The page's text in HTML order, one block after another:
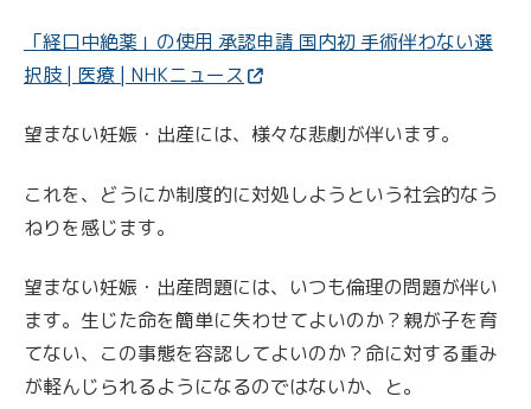
「経口中絶薬」の使用 承認申請 国内初 手術伴わない選
択肢 | 医療 | NHKニュース
望まない妊娠・出産には、様々な悲劇が伴います。
これを、どうにか制度的に対処しようという社会的なう
ねりを感じます。
望まない妊娠・出産問題には、いつも倫理の問題が伴い
ます。生じた命を簡単に失わせてよいのか？親が子を育
てない、この事態を容認してよいのか？命に対する重み
が軽んじられるようになるのではないか、と。